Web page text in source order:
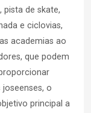
pista de skate,
e ciclovias,
academias ao
que podem
o
principal a